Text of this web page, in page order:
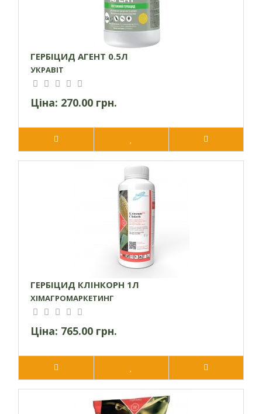
ГЕРБІЦИД АГЕНТ 0.5Л
УКРАВІТ
Ціна: 270.00 грн.
ГЕРБІЦИД КЛІНКОРН 1Л
ХІМАГРОМАРКЕТИНГ
Ціна: 765.00 грн.